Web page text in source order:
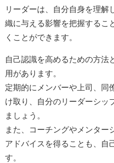
リーダーは、自分自身を理解
織に与える影響を把握するこ
くことができます。
自己認識を高めるための方法
用があります。
定期的にメンバーや上司、同
け取り、自分のリーダーシッ
ましょう。
また、コーチングやメンター
アドバイスを得ることも、自
す。